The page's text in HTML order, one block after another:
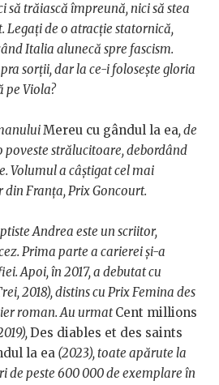
să trăiască împreună, nici să stea
Legați de o atracție statornică,
Italia alunecă spre fascism.
sorții, dar la ce-i folosește gloria
pe Viola?
Mereu cu gândul la ea, de
poveste strălucitoare, debordând
Volumul a câștigat cel mai
Franța, Prix Goncourt.
Andrea este un scriitor,
Prima parte a carierei și-a
Apoi, în 2017, a debutat cu
2018), distins cu Prix Femina des
roman. Au urmatCent millions
Des diables et des saints
la ea (2023), toate apărute la
de peste 600 000 de exemplare în